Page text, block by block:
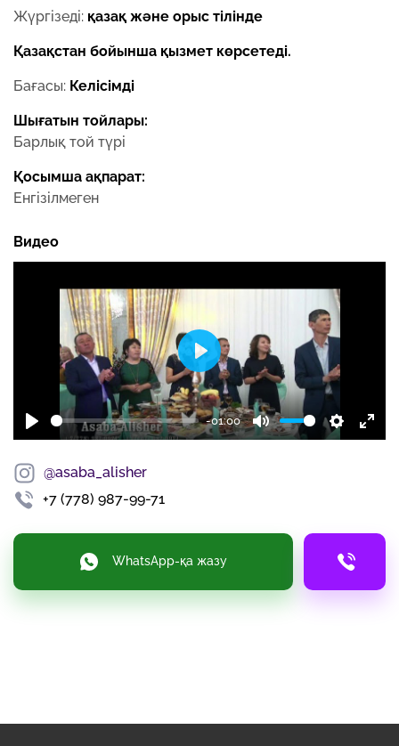
Жүргізеді: қазақ және орыс тілінде
Қазақстан бойынша қызмет көрсетеді.
Бағасы: Келісімді
Шығатын тойлары:
Барлық той түрі
Қосымша ақпарат:
Енгізілмеген
Видео
Play
-01:00
Mute Settings
Enter
Play
@asaba_alisher
+7 (778) 987-99-71
WhatsApp-қа жазу